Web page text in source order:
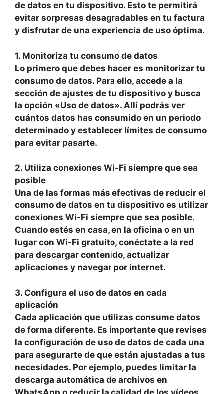
de datos en tu dispositivo. Esto te permitirá
evitar sorpresas desagradables en tu factura
y disfrutar de una experiencia de uso óptima.
1. Monitoriza tu consumo de datos
Lo primero que debes hacer es monitorizar tu
consumo de datos. Para ello, accede a la
sección de ajustes de tu dispositivo y busca
la opción «Uso de datos». Allí podrás ver
cuántos datos has consumido en un periodo
determinado y establecer límites de consumo
para evitar pasarte.
2. Utiliza conexiones Wi-Fi siempre que sea
posible
Una de las formas más efectivas de reducir el
consumo de datos en tu dispositivo es utilizar
conexiones Wi-Fi siempre que sea posible.
Cuando estés en casa, en la oficina o en un
lugar con Wi-Fi gratuito, conéctate a la red
para descargar contenido, actualizar
aplicaciones y navegar por internet.
3. Configura el uso de datos en cada
aplicación
Cada aplicación que utilizas consume datos
de forma diferente. Es importante que revises
la configuración de uso de datos de cada una
para asegurarte de que están ajustadas a tus
necesidades. Por ejemplo, puedes limitar la
descarga automática de archivos en
WhatsApp o reducir la calidad de los vídeos